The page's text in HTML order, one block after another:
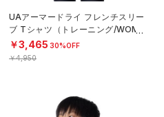
UAアーマードライ フレンチスリー
ブ Tシャツ（トレーニング/WOME
N）
￥3,465 30%OFF
￥4,950